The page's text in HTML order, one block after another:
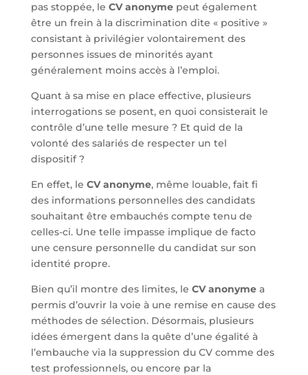
pas stoppée, le CV anonymepeut également
être un frein à la discrimination dite « positive »
consistant à privilégier volontairement des
personnes issues de minorités ayant
généralement moins accès à l’emploi.
Quant à sa mise en place effective, plusieurs
interrogations se posent, en quoi consisterait le
contrôle d’une telle mesure ? Et quid de la
volonté des salariés de respecter un tel
dispositif ?
En effet, le CV anonyme, même louable, fait fi
des informations personnelles des candidats
souhaitant être embauchés compte tenu de
celles-ci. Une telle impasse implique de facto
une censure personnelle du candidat sur son
identité propre.
Bien qu’il montre des limites, le CV anonymea
permis d’ouvrir la voie à une remise en cause des
méthodes de sélection. Désormais, plusieurs
idées émergent dans la quête d’une égalité à
l’embauche via la suppression du CV comme des
test professionnels, ou encore par la